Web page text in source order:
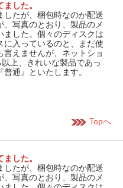
した。
したが、梱包時なのか配送
、写真のとおり、製品のメ
ました。個々のディスクは
に入っているのと、まだ使
言えませんが、ネットショ
上、きれいな製品であっ
通』といたします。
Topへ
した。
したが、梱包時なのか配送
、写真のとおり、製品のメ